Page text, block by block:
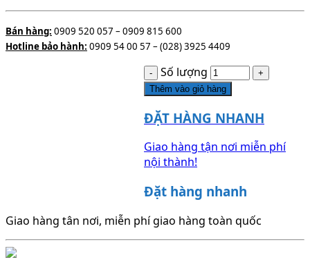
Bán hàng: 0909 520 057 – 0909 815 600
Hotline bảo hành: 0909 54 00 57 – (028) 3925 4409
Số lượng
Thêm vào giỏ hàng
ĐẶT HÀNG NHANH
Giao hàng tận nơi miễn phí
nội thành!
Đặt hàng nhanh
Giao hàng tân nơi, miễn phí giao hàng toàn quốc